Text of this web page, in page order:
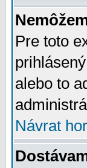
Pre toto
alebo to
Návrat